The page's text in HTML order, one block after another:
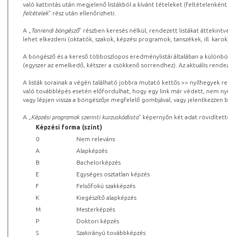
való kattintás után megjelenő listákból a kívánt tételeket (feltételenként
feltételek” rész után ellenőrizheti.
A „ Tanrendi böngésző” részben keresés nélkül, rendezett listákat
lehet elkezdeni (oktatók, szakok, képzési programok, tanszékek, ill.
A böngésző és a kereső többoszlopos eredménylistái általában a
(egyszer az emelkedő, kétszer a csökkenő sorrendhez). Az aktuális
A listák sorainak a végén található jobbra mutató kettős >> nyílhegyek
való továbblépés esetén előfordulhat, hogy egy link már védett, nem
vagy lépjen vissza a böngészője megfelelő gombjával, vagy
A „ Képzési programok szerinti kurzuskódlista” képernyőn két adat
Képzési forma (szint)
0
Nem releváns
A
Alapképzés
B
Bachelorképzés
E
Egységes osztatlan képzés
F
Felsőfokú szakképzés
K
Kiegészítő alapképzés
M
Mesterképzés
P
Doktori képzés
S
Szakirányú továbbképzés